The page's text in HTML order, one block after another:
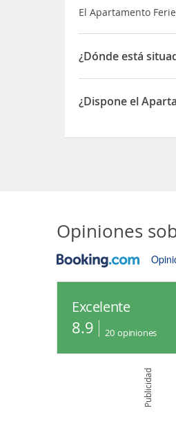
El Apartamento
¿Dónde está
El Apartamento
¿Dispone el
Opiniones
Excelente
8.9 20 opiniones
Publicidad